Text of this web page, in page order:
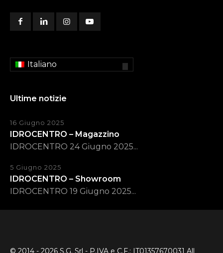
Italiano
Ultime notizie
16 Giugno 2025
IDROCENTRO – Magazzino
IDROCENTRO 24 Giugno 2025...
5 Giugno 2025
IDROCENTRO – Showroom
IDROCENTRO 19 Giugno 2025...
© 2014 - 2026 S.G. Srl - P.IVA e C.F.: IT01357670031 All